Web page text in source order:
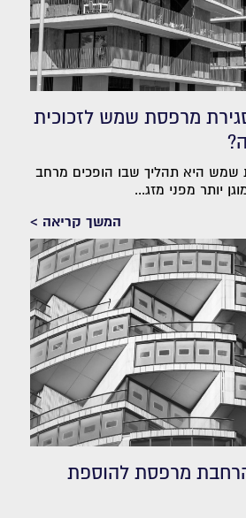
מרפסת שמש לזכוכית
היא תהליך שבו הופכים מרחב
יותר מפני מזג...
המשך קריאה >
מרפסת להוספת